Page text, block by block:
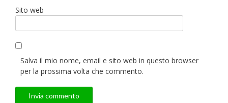
Sito web
Salva il mio nome, email e sito web in questo browser
per la prossima volta che commento.